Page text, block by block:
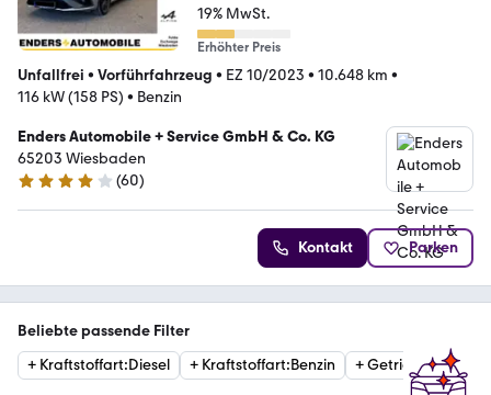
19% MwSt.
Erhöhter Preis
Unfallfrei • Vorführfahrzeug • EZ 10/2023 • 10.648 km •
116 kW (158 PS) • Benzin
Enders Automobile + Service GmbH & Co. KG
65203 Wiesbaden
3.8 Sterne
(60)
Kontakt Parken
Beliebte passende Filter
+ Kraftstoffart:Diesel + Kraftstoffart:Benzin +Getriebe: